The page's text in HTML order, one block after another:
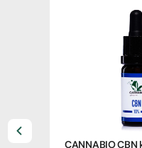
CANNABIO CBN